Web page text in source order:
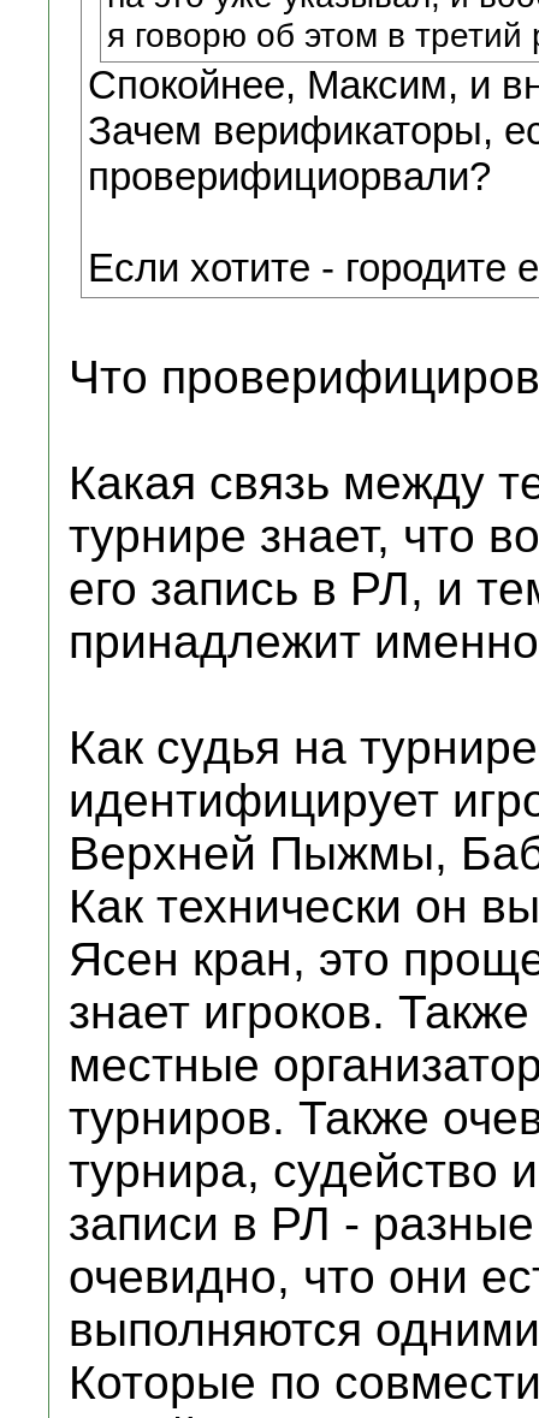
я говорю об этом в
Спокойнее, Максим, и
Зачем верификаторы,
проверифициорвали?
Если хотите -
Что
Какая связь между
турнире знает, что
его запись в РЛ, и
принадлежит
Как судья на
идентифицирует
Верхней Пыжмы,
Как технически он
Ясен кран, это
знает игроков.
местные
турниров. Также
турнира, судейство
записи в РЛ -
очевидно, что они
выполняются
Которые по